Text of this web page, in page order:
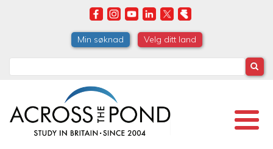
Min søknad Velg ditt land